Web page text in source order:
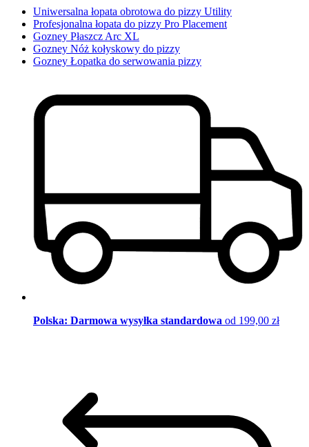
Uniwersalna łopata obrotowa do pizzy Utility
Profesjonalna łopata do pizzy Pro Placement
Gozney Płaszcz Arc XL
Gozney Nóż kołyskowy do pizzy
Gozney Łopatka do serwowania pizzy
Polska: Darmowa wysyłka standardowa od 199,00 zł